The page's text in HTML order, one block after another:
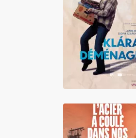
Klára déménage